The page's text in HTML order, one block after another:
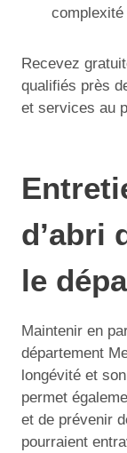
Recevez
qualifiés près
et services au
d’abri
le
Maintenir en
département
longévité et
permet
et de prévenir
pourraient